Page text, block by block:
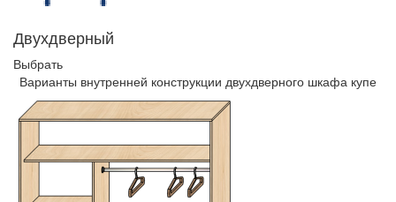
Двухдверный
Выбрать
Варианты внутренней конструкции двухдверного шкафа купе